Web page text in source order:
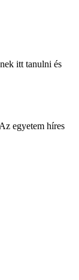
itt tanulni és
egyetem híres